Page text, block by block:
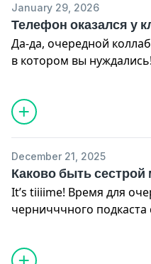
January 29, 2026
Телефон оказался у
Да-да, очередной
в котором вы
черничччном
Атт! С Мирой
смешно, и очень по-
зайдёт! Приятного вам
Подписывайтесь на
https://
https://
December 21, 2025
Каково быть
It’s tiiiime! Время для
черничччного
Костей (и с недавних
видео)! Я все ещё не
адекватно, но все